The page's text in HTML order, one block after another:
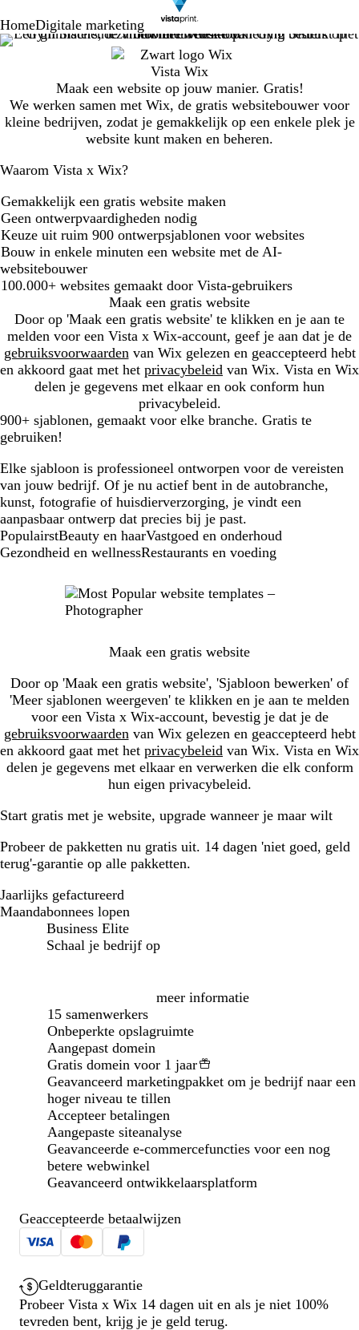
HomeDigitale marketing
Maak een website op jouw manier. Gratis!
We werken samen met Wix, de gratis websitebouwer voor
kleine bedrijven, zodat je gemakkelijk op een enkele plek je
website kunt maken en beheren.
Waarom Vista x Wix?
Gemakkelijk een gratis website maken
Geen ontwerpvaardigheden nodig
Keuze uit ruim 900 ontwerpsjablonen voor websites
Bouw in enkele minuten een website met de AI-
websitebouwer
100.000+ websites gemaakt door Vista-gebruikers
Maak een gratis website
Door op 'Maak een gratis website' te klikken en je aan te
melden voor een Vista x Wix-account, geef je aan dat je de
gebruiksvoorwaardenvan Wix gelezen en geaccepteerd hebt
en akkoord gaat met het privacybeleid van Wix. Vista en Wix
delen je gegevens met elkaar en ook conform hun
privacybeleid.
900+ sjablonen, gemaakt voor elke branche. Gratis te
gebruiken!
Elke sjabloon is professioneel ontworpen voor de vereisten
van jouw bedrijf. Of je nu actief bent in de autobranche,
kunst, fotografie of huisdierverzorging, je vindt een
aanpasbaar ontwerp dat precies bij je past.
New
templates
PopulairstBeauty en haarVastgoed en onderhoud
Gezondheid en wellnessRestaurants en voeding
Maak een gratis website
Door op 'Maak een gratis website', 'Sjabloon bewerken' of
'Meer sjablonen weergeven' te klikken en je aan te melden
voor een Vista x Wix-account, bevestig je dat je de
gebruiksvoorwaardenvan Wix gelezen en geaccepteerd hebt
en akkoord gaat met het privacybeleid van Wix. Vista en Wix
delen je gegevens met elkaar en verwerken die elk conform
hun eigen privacybeleid.
Start gratis met je website, upgrade wanneer je maar wilt
Probeer de pakketten nu gratis uit. 14 dagen 'niet goed, geld
terug'-garantie op alle pakketten.
Jaarlijks gefactureerd
Jaarlijks gefactureerd
Maandabonnees lopen
Business Elite
Schaal je bedrijf op
meer informatie
15 samenwerkers
Onbeperkte opslagruimte
Aangepast domein
Gratis domein voor 1 jaar
Geavanceerd marketingpakket om je bedrijf naar een
hoger niveau te tillen
Accepteer betalingen
Aangepaste siteanalyse
Geavanceerde e-commercefuncties voor een nog
betere webwinkel
Geavanceerd ontwikkelaarsplatform
Geaccepteerde betaalwijzen
Geldteruggarantie
Probeer Vista x Wix 14 dagen uit en als je niet 100%
tevreden bent, krijg je je geld terug.